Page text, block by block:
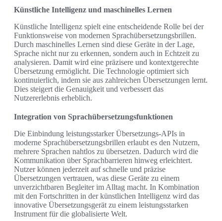
Künstliche Intelligenz und maschinelles Lernen
Künstliche Intelligenz spielt eine entscheidende Rolle bei der
Funktionsweise von modernen Sprachübersetzungsbrillen.
Durch maschinelles Lernen sind diese Geräte in der Lage,
Sprache nicht nur zu erkennen, sondern auch in Echtzeit zu
analysieren. Damit wird eine präzisere und kontextgerechte
Übersetzung ermöglicht. Die Technologie optimiert sich
kontinuierlich, indem sie aus zahlreichen Übersetzungen lernt.
Dies steigert die Genauigkeit und verbessert das
Nutzererlebnis erheblich.
Integration von Sprachübersetzungsfunktionen
Die Einbindung leistungsstarker Übersetzungs-APIs in
moderne Sprachübersetzungsbrillen erlaubt es den Nutzern,
mehrere Sprachen nahtlos zu übersetzen. Dadurch wird die
Kommunikation über Sprachbarrieren hinweg erleichtert.
Nutzer können jederzeit auf schnelle und präzise
Übersetzungen vertrauen, was diese Geräte zu einem
unverzichtbaren Begleiter im Alltag macht. In Kombination
mit den Fortschritten in der künstlichen Intelligenz wird das
innovative Übersetzungsgerät zu einem leistungsstarken
Instrument für die globalisierte Welt.